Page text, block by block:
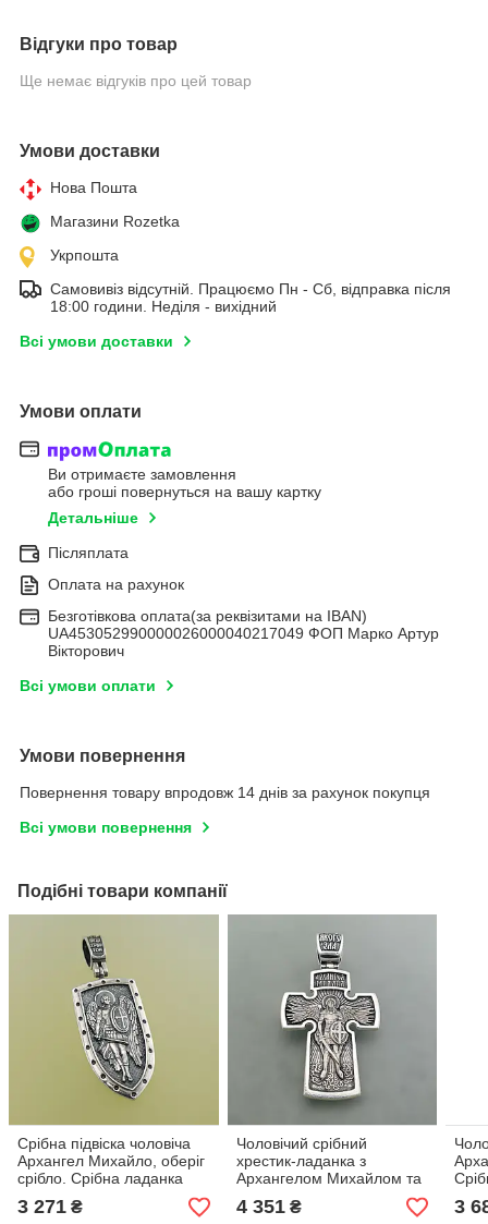
Відгуки про товар
Ще немає відгуків про цей товар
Умови доставки
Нова Пошта
Магазини Rozetka
Укрпошта
Самовивіз відсутній. Працюємо Пн - Сб, відправка після
18:00 години. Неділя - вихідний
Всі умови доставки
Умови оплати
Ви отримаєте замовлення
або гроші повернуться на вашу картку
Детальніше
Післяплата
Оплата на рахунок
Безготівкова оплата(за реквізитами на IBAN)
UA453052990000026000040217049 ФОП Марко Артур
Вікторович
Всі умови оплати
Умови повернення
Повернення товару впродовж 14 днів за рахунок покупця
Всі умови повернення
Подібні товари компанії
Cрібна підвіска чоловіча
Архангел Михайло, оберіг
срібло. Срібна ладанка
Ангел хранитель на щиті
3 271 ₴
Чоловічий срібний
хрестик-ладанка з
Архангелом Михайлом та
срібло 925
4 351₴ 3